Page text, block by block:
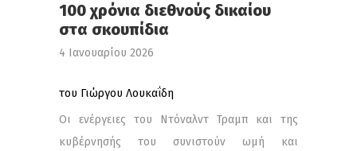
100 χρόνια διεθνούς δικαίου
στα σκουπίδια
4 Ιανουαρίου 2026
του Γιώργου Λουκαΐδη
Οι ενέργειες του Ντόναλντ Τραμπ και της
κυβέρνησής του συνιστούν ωμή και